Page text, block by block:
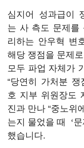
심지어 성과급이
는 사 측도 문제를
리하는 안우혁 변
해당 쟁점을 문제
모두 파업 자체가
“당연히 가처분
호 지부 위원장도
진과 만나 “중노위
는지 물었을 때 ‘
했습니다.